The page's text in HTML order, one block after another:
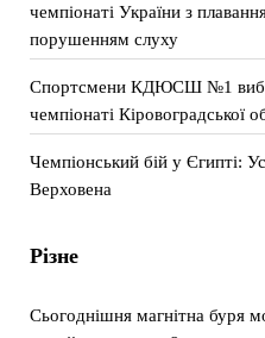
чемпіонаті України з
порушенням слуху
Спортсмени КДЮСШ №1
чемпіонаті Кіровоградської
Чемпіонський бій у Єгипті:
Верховена
Різне
Сьогоднішня магнітна буря